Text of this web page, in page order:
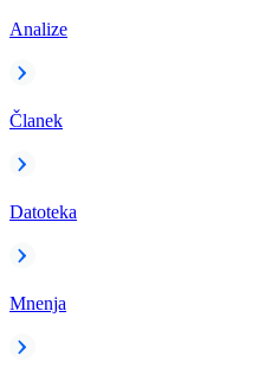
Analize
Članek
Datoteka
Mnenja